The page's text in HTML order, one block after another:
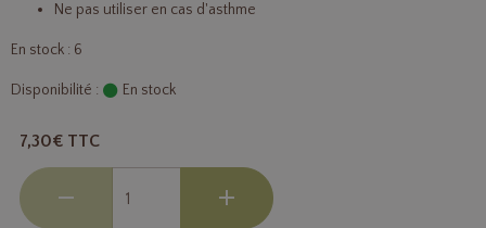
Ne pas utiliser en cas d'asthme
En stock : 6
Disponibilité : En stock
7,30€ TTC